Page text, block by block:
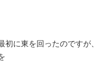
に東を回ったのですが、